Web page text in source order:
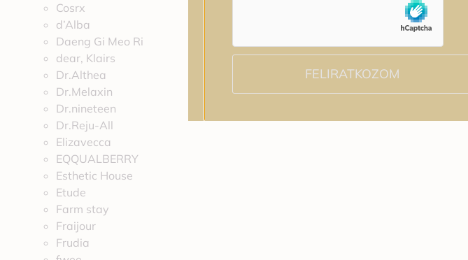
Cosrx
d’Alba
Daeng Gi Meo Ri
dear, Klairs
Dr.Althea
Dr.Melaxin
Dr.nineteen
Dr.Reju-All
Elizavecca
EQQUALBERRY
Esthetic House
Etude
Farm stay
Fraijour
Frudia
FELIRATKOZOM